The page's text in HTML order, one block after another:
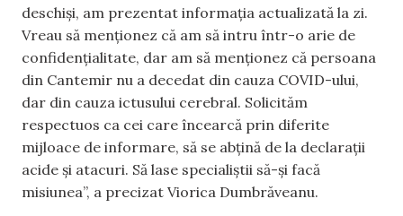
deschiși, am prezentat informația actualizată la zi.
Vreau să menționez că am să intru într-o arie de
confidențialitate, dar am să menționez că persoana
din Cantemir nu a decedat din cauza COVID-ului,
dar din cauza ictusului cerebral. Solicităm
respectuos ca cei care încearcă prin diferite
mijloace de informare, să se abțină de la declarații
acide și atacuri. Să lase specialiștii să-și facă
misiunea”, a precizat Viorica Dumbrăveanu.